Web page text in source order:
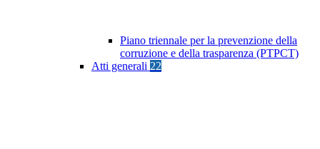
Piano triennale per la prevenzione della
corruzione e della trasparenza (PTPCT)
Atti generali 22